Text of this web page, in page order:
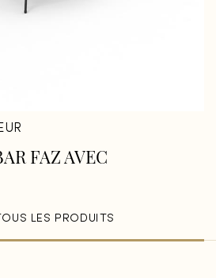
FAZ AVEC
LES PRODUITS